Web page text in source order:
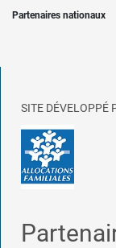
Partenaires nationaux
SITE DÉVELOPPÉ